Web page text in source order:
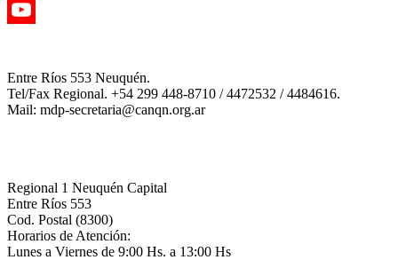
Facebook
Entre Ríos 553 Neuquén.
Tel/Fax Regional. +54 299 448-8710 / 4472532 / 4484616.
Mail: mdp-secretaria@canqn.org.ar
Regional 1 Neuquén Capital
Entre Ríos 553
Cod. Postal (8300)
Horarios de Atención:
Lunes a Viernes de 9:00 Hs. a 13:00 Hs